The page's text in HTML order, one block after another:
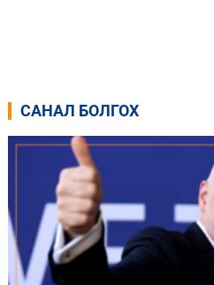
САНАЛ БОЛГОХ